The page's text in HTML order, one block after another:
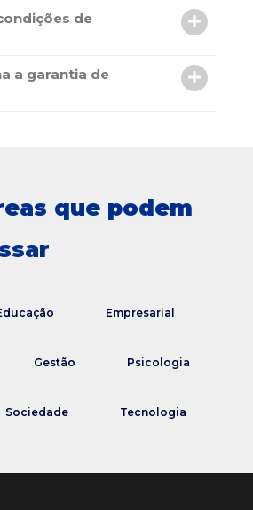
de
a garantia de
que podem
Empresarial
Gestão Psicologia
Sociedade Tecnologia